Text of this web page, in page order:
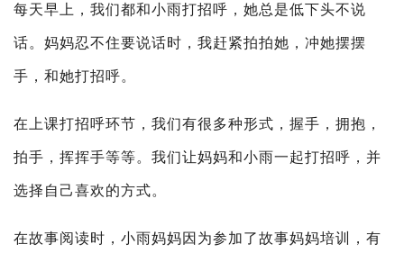
每天早上，我们都和小雨打招呼，她总是低下头不说
话。妈妈忍不住要说话时，我赶紧拍拍她，冲她摆摆
手，和她打招呼。
在上课打招呼环节，我们有很多种形式，握手，拥抱，
拍手，挥挥手等等。我们让妈妈和小雨一起打招呼，并
选择自己喜欢的方式。
在故事阅读时，小雨妈妈因为参加了故事妈妈培训，有